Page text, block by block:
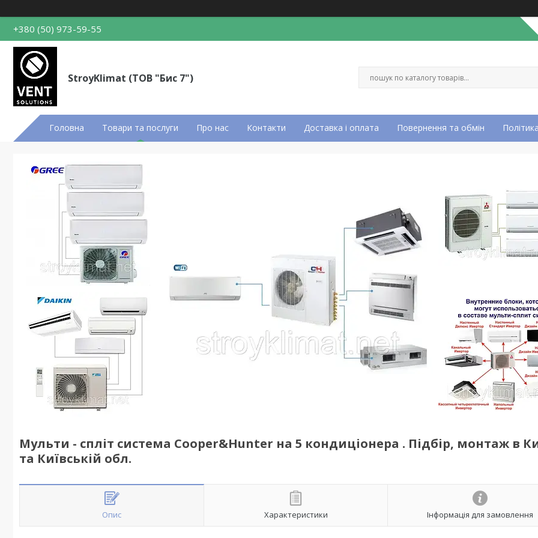
+380 (50) 973-59-55
StroyKlimat (ТОВ "Бис 7")
Головна Товари та послуги Про нас Контакти Доставка і оплата Повернення та обмін
Мульти - спліт система Cooper&Hunter на 5 кондиціонера . Підбір, монтаж в
та Київській обл.
Опис Характеристики Інформація для замовлення